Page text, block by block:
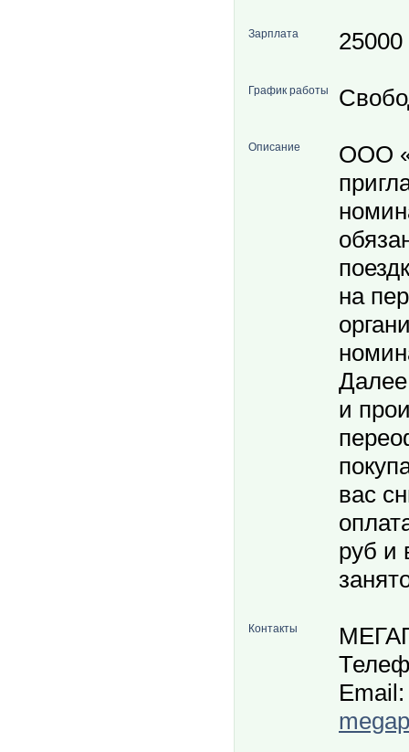
Зарплата 25000
График работы
Описание
ООО
на
и
вас
руб и
Контакты
Email: